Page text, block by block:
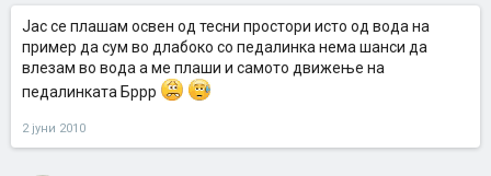
Јас се плашам освен од тесни простори исто од вода на
пример да сум во длабоко со педалинка нема шанси да
влезам во вода а ме плаши и самото движење на
педалинката Бррр
2 јуни 2010